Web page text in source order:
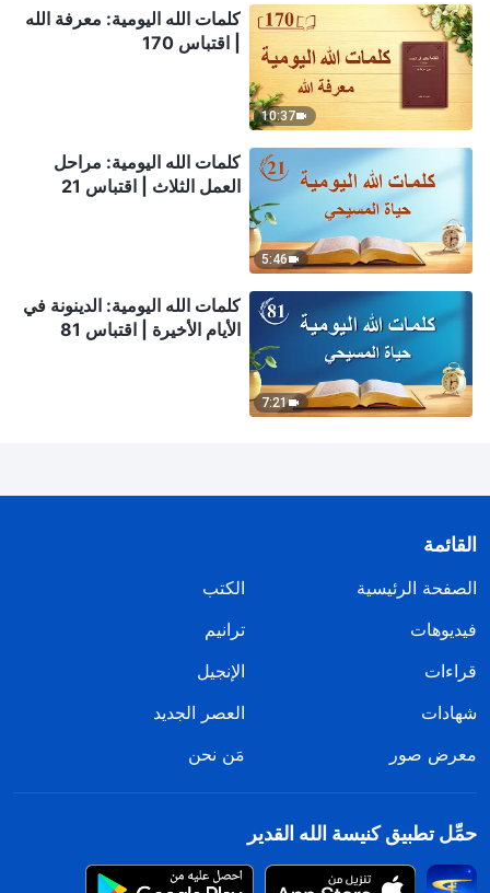
10:37
كلمات الله اليومية: معرفة الله
| اقتباس 170
5:46
كلمات الله اليومية: مراحل
العمل الثلاث | اقتباس 21
7:21
كلمات الله اليومية: الدينونة في
الأيام الأخيرة | اقتباس 81
القائمة
الصفحة الرئيسية
الكتب
فيديوهات
ترانيم
قراءات
الإنجيل
شهادات
العصر الجديد
معرض صور
مَن نحن
حمِّل تطبيق كنيسة الله القدير